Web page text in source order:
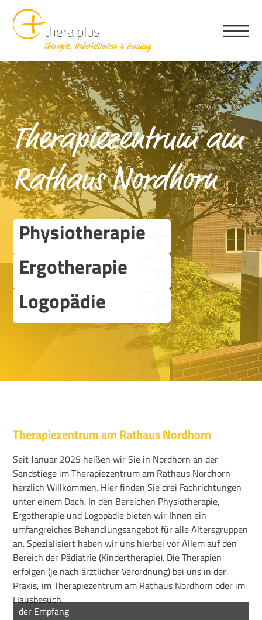
Therapiezentrum am
Rathaus Nordhorn
Physiotherapie
Ergotherapie
Logopädie
Therapiezentrum am Rathaus Nordhorn
Seit Januar 2025 heißen wir Sie in Nordhorn an der
Sandstiege im Therapiezentrum am Rathaus Nordhorn
herzlich Willkommen. Hier finden Sie drei Fachrichtungen
unter einem Dach. In den Bereichen Physiotherapie,
Ergotherapie und Logopädie bieten wir Ihnen ein
umfangreiches Behandlungsangebot für alle Altersgruppen
an. Spezialisiert haben wir uns hierbei vor Allem auf den
Bereich der Pädiatrie (Kindertherapie). Die Therapien
erfolgen (je nach ärztlicher Verordnung) bei uns in der
Praxis, im Therapiezentrum am Rathaus Nordhorn oder im
Hausbesuch.
das Therapiezentrum am Rathaus
der Empfang
das Wartezimmer
das Therapiezentrum am Rathaus
das Therapiezentrum am Rathaus